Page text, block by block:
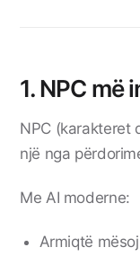
1. NPC më
NPC (karakteret
një nga
Me AI moderne:
Armiqtë